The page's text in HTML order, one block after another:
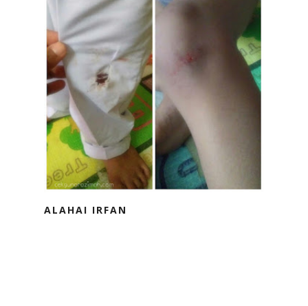
ALAHAI IRFAN